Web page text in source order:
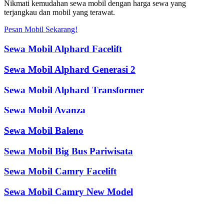
Nikmati kemudahan sewa mobil dengan harga sewa yang
terjangkau dan mobil yang terawat.
Pesan Mobil Sekarang!
Sewa Mobil Alphard Facelift
Sewa Mobil Alphard Generasi 2
Sewa Mobil Alphard Transformer
Sewa Mobil Avanza
Sewa Mobil Baleno
Sewa Mobil Big Bus Pariwisata
Sewa Mobil Camry Facelift
Sewa Mobil Camry New Model